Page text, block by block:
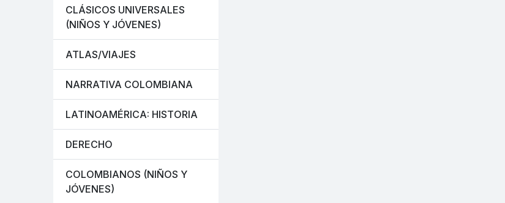
CLÁSICOS UNIVERSALES
(NIÑOS Y JÓVENES)
ATLAS/VIAJES
NARRATIVA COLOMBIANA
LATINOAMÉRICA: HISTORIA
DERECHO
COLOMBIANOS (NIÑOS Y
JÓVENES)